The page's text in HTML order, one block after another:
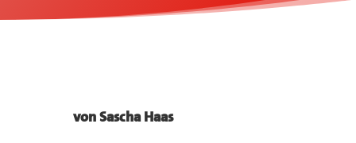
vonSascha Haas